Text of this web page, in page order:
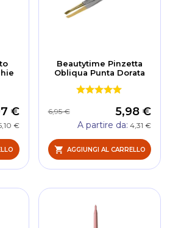
€
€
Beautytime Pinzetta
Obliqua Punta Dorata
5,98 €
6,95 €
A partire da 4,31 €
AGGIUNGI AL CARRELLO